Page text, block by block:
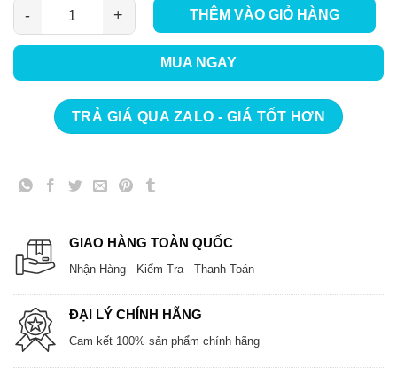
Máy rửa bát SEVILLA SV - RBT77 số lượng
THÊM VÀO GIỎ HÀNG
MUA NGAY
TRẢ GIÁ QUA ZALO - GIÁ TỐT HƠN
GIAO HÀNG TOÀN QUỐC
Nhận Hàng - Kiểm Tra - Thanh Toán
ĐẠI LÝ CHÍNH HÃNG
Cam kết 100% sản phẩm chính hãng